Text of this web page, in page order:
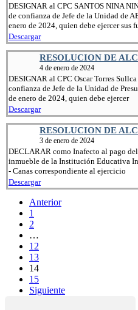
DESIGNAR al CPC SANTOS NINA
de confianza de Jefe de la Unidad de
enero de 2024, quien debe ejercer sus
Descargar
RESOLUCION DE
4 de enero de 2024
DESIGNAR al CPC Oscar Torres
confianza de Jefe de la Unidad de
de enero de 2024, quien debe ejercer
Descargar
RESOLUCION DE
3 de enero de 2024
DECLARAR como Inafecto al pago
inmueble de la Institución Educativa
- Canas correspondiente al ejercicio
Descargar
Anterior
1
2
…
12
13
14
15
Siguiente